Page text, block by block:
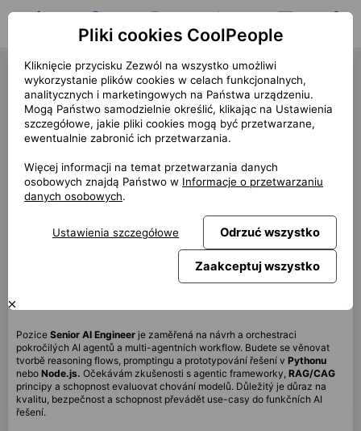
Oferty pracy Moje aplikacje Powiadomienia Wiadomości
AI Engineer (42410)
Pozostała 1 otwarta pozycja!
« wstecz
Termin
rozpoczęcia
5/2026 (12m)
Praca zdalna
60%
Pozice Senior AI Engineer je zaměřená na návrh a orchestraci
pokročilých AI agentů a multi-agentních workflow. Budete se věnovat
tvorbě reasoning flows, promptingu a prototypování řešení v Pythonu
nebo Node.js. Očekávám zkušenosti s agentic frameworky, RAG/CAG
principy a schopnost evaluovat chování modelů. Důležitý je důraz na
kvalitu, bezpečnost a schopnost převádět use-casy do funkčních AI
řešení.
Pliki cookies CoolPeople
Kliknięcie przycisku Zezwól na wszystko umożliwi
wykorzystanie plików cookies w celach funkcjonalnych,
analitycznych i marketingowych na Państwa urządzeniu.
Mogą Państwo samodzielnie określić, klikając na Ustawienia
szczegółowe, jakie pliki cookies mogą być przetwarzane,
ewentualnie zabronić ich przetwarzania.
Więcej informacji na temat przetwarzania danych
osobowych znajdą Państwo w Informacje o przetwarzaniu
danych osobowych.
Ustawienia szczegółowe Odrzuć wszystko
Zaakceptuj wszystko